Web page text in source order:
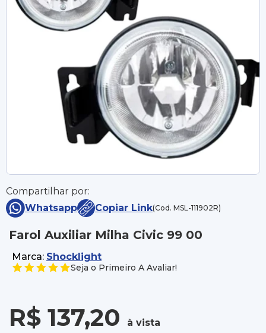
Compartilhar por:
Whatsapp
Copiar Link(Cod. MSL-111902R)
Farol Auxiliar Milha Civic 99 00
Marca: Shocklight
Seja o Primeiro A Avaliar!
R$ 137,20
à vista